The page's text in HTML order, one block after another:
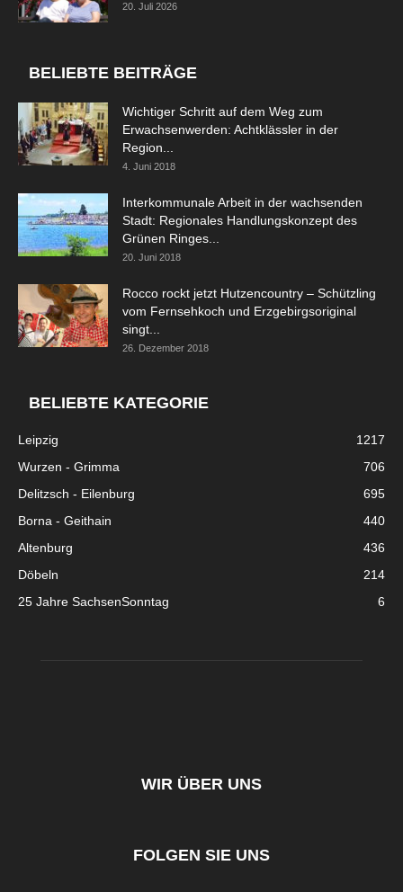
20. Juli 2026
BELIEBTE BEITRÄGE
Wichtiger Schritt auf dem Weg zum
Erwachsenwerden: Achtklässler in der
Region...
4. Juni 2018
Interkommunale Arbeit in der wachsenden
Stadt: Regionales Handlungskonzept des
Grünen Ringes...
20. Juni 2018
Rocco rockt jetzt Hutzencountry – Schützling
vom Fernsehkoch und Erzgebirgsoriginal
singt...
26. Dezember 2018
BELIEBTE KATEGORIE
Leipzig
1217
Wurzen - Grimma
706
Delitzsch - Eilenburg
695
Borna - Geithain
440
Altenburg
436
Döbeln
214
25 Jahre SachsenSonntag
6
WIR ÜBER UNS
FOLGEN SIE UNS